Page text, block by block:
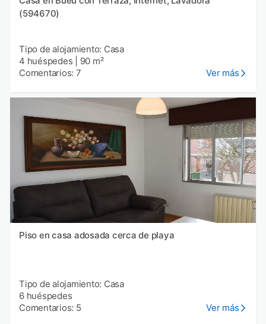
(594670)
Tipo de alojamiento: Casa
4 huéspedes
90 m²
Comentarios: 7
Ver más
Piso en casa adosada cerca de playa
Tipo de alojamiento: Casa
6 huéspedes
Comentarios: 5
Ver más